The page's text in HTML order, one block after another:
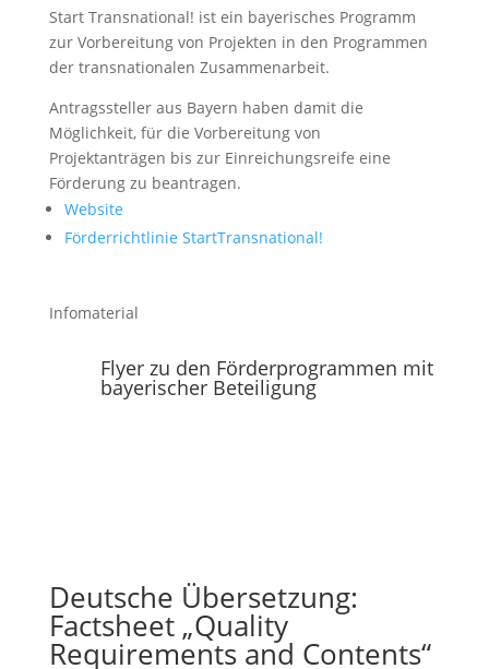
Start Transnational! ist ein bayerisches Programm
zur Vorbereitung von Projekten in den Programmen
der transnationalen Zusammenarbeit.
Antragssteller aus Bayern haben damit die
Möglichkeit, für die Vorbereitung von
Projektanträgen bis zur Einreichungsreife eine
Förderung zu beantragen.
Website
Förderrichtlinie StartTransnational!
Infomaterial
Flyer zu den Förderprogrammen mit
bayerischer Beteiligung
Deutsche Übersetzung:
Factsheet „Quality
Requirements and Contents“